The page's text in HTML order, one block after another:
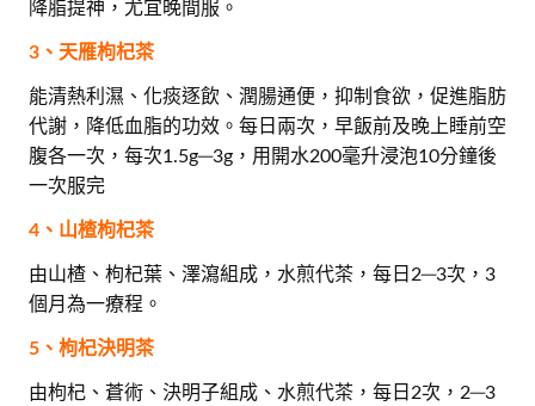
降脂提神，尤宜晚間服。
3、天雁枸杞茶
能清熱利濕、化痰逐飲、潤腸通便，抑制食欲，促進脂肪
代謝，降低血脂的功效。每日兩次，早飯前及晚上睡前空
腹各一次，每次1.5g─3g，用開水200毫升浸泡10分鐘後
一次服完
4、山楂枸杞茶
由山楂、枸杞葉、澤瀉組成，水煎代茶，每日2─3次，3
個月為一療程。
5、枸杞決明茶
由枸杞、蒼術、決明子組成、水煎代茶，每日2次，2─3